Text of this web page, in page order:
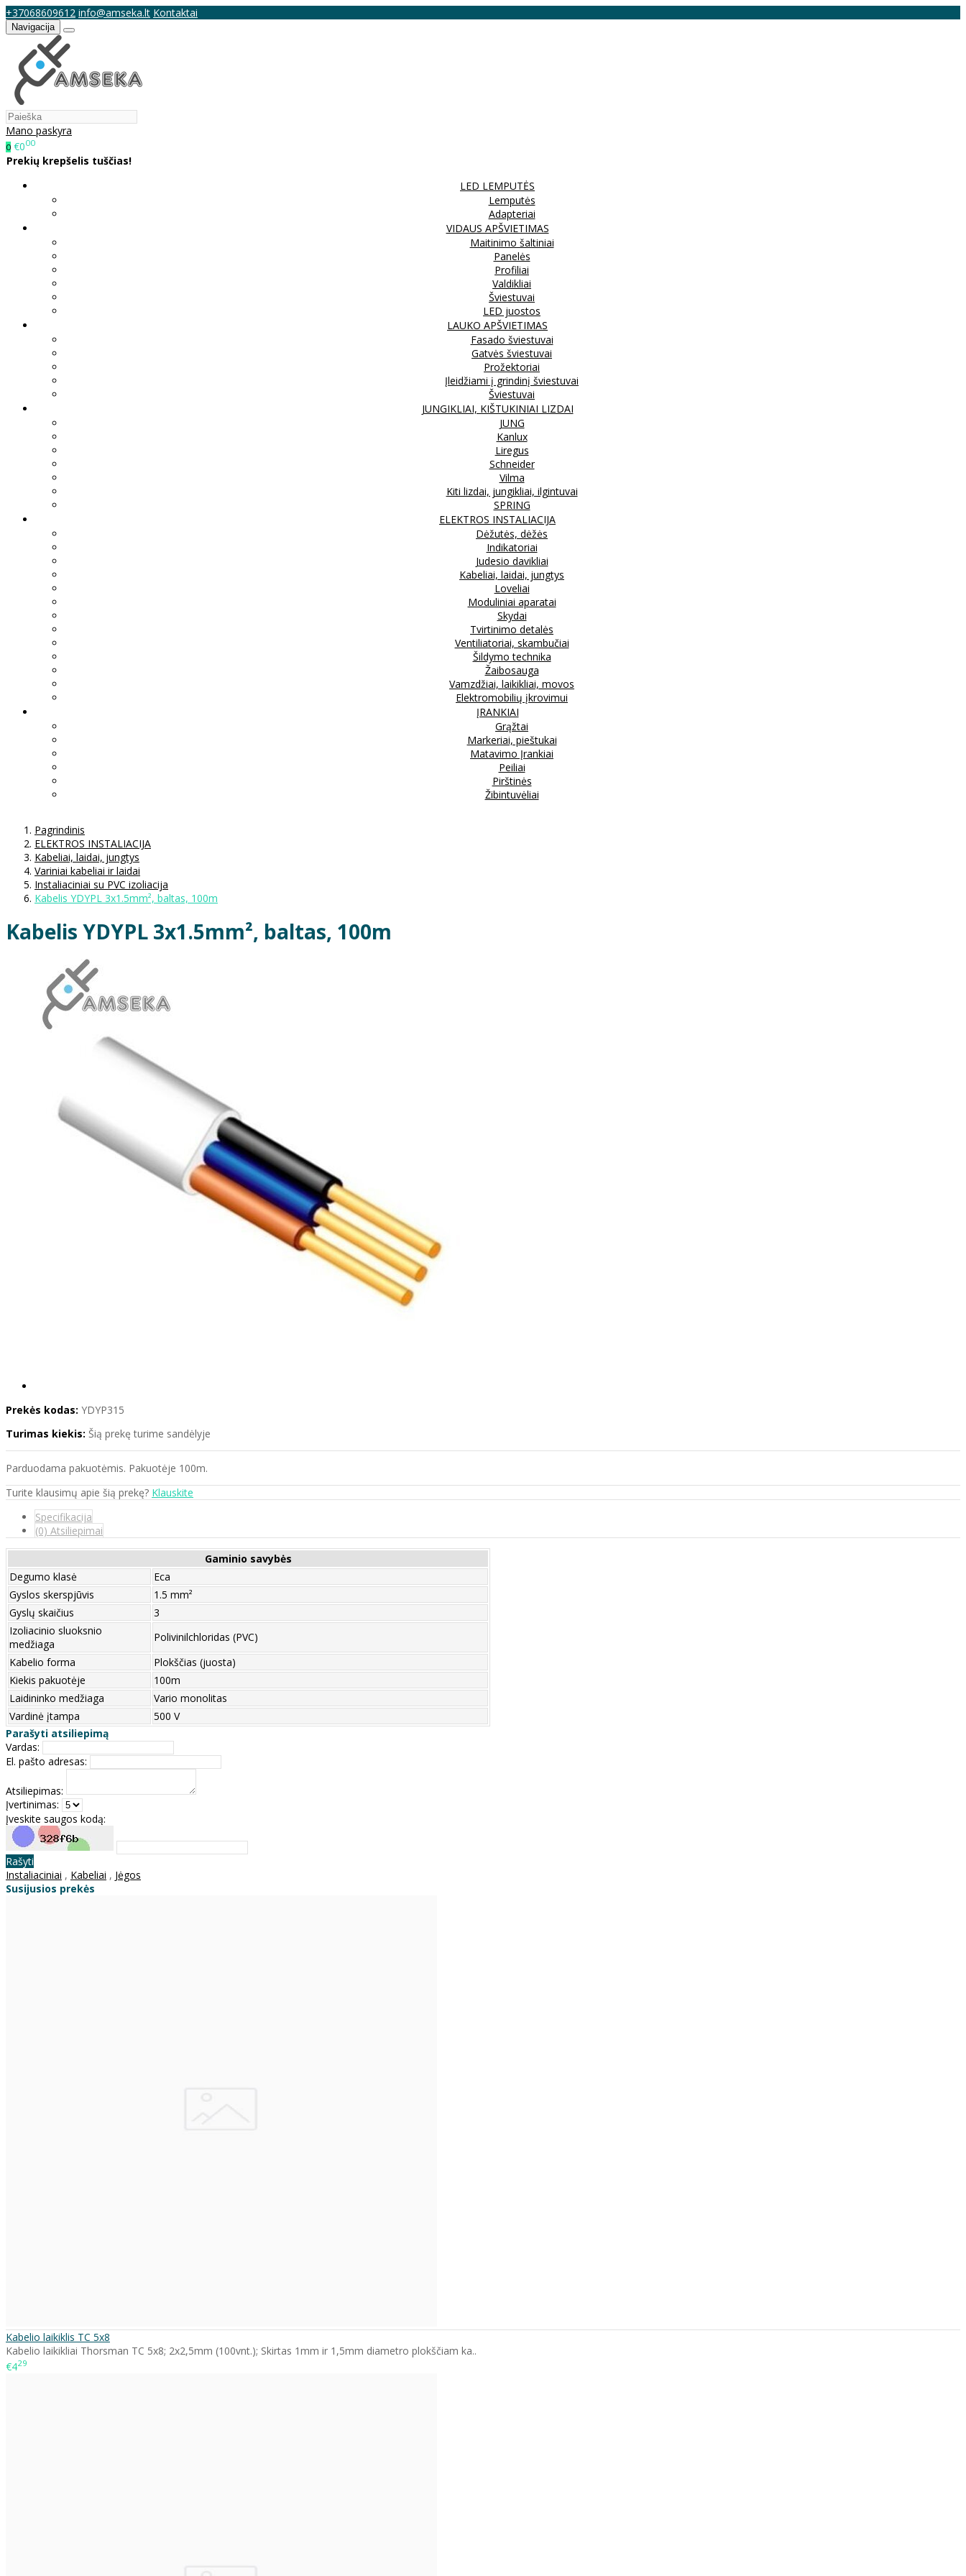
+37068609612 info@amseka.lt Kontaktai
Navigacija
Mano paskyra
0 €000
Prekių krepšelis tuščias!
LED LEMPUTĖS
Lemputės
Adapteriai
VIDAUS APŠVIETIMAS
Maitinimo šaltiniai
Panelės
Profiliai
Valdikliai
Šviestuvai
LED juostos
LAUKO APŠVIETIMAS
Fasado šviestuvai
Gatvės šviestuvai
Prožektoriai
Įleidžiami į grindinį šviestuvai
Šviestuvai
JUNGIKLIAI, KIŠTUKINIAI LIZDAI
JUNG
Kanlux
Liregus
Schneider
Vilma
Kiti lizdai, jungikliai, ilgintuvai
SPRING
ELEKTROS INSTALIACIJA
Dėžutės, dėžės
Indikatoriai
Judesio davikliai
Kabeliai, laidai, jungtys
Loveliai
Moduliniai aparatai
Skydai
Tvirtinimo detalės
Ventiliatoriai, skambučiai
Šildymo technika
Žaibosauga
Vamzdžiai, laikikliai, movos
Elektromobilių įkrovimui
ĮRANKIAI
Grąžtai
Markeriai, pieštukai
Matavimo Įrankiai
Peiliai
Pirštinės
Žibintuvėliai
Pagrindinis
ELEKTROS INSTALIACIJA
Kabeliai, laidai, jungtys
Variniai kabeliai ir laidai
Instaliaciniai su PVC izoliacija
Kabelis YDYPL 3x1.5mm², baltas, 100m
Kabelis YDYPL 3x1.5mm², baltas, 100m
Prekės kodas: YDYP315
Turimas kiekis: Šią prekę turime sandėlyje
Parduodama pakuotėmis. Pakuotėje 100m.
Turite klausimų apie šią prekę? Klauskite
Specifikacija
(0) Atsiliepimai
Gaminio savybės
Degumo klasė
Eca
Gyslos skerspjūvis
1.5 mm²
Gyslų skaičius
3
Izoliacinio sluoksnio
medžiaga
Polivinilchloridas (PVC)
Kabelio forma
Plokščias (juosta)
Kiekis pakuotėje
100m
Laidininko medžiaga
Vario monolitas
Vardinė įtampa
500 V
Parašyti atsiliepimą
Vardas:
El. pašto adresas:
Atsiliepimas:
Įvertinimas:
Įveskite saugos kodą:
Rašyti
Instaliaciniai , Kabeliai , Jėgos
Susijusios prekės
Kabelio laikiklis TC 5x8
Kabelio laikikliai Thorsman TC 5x8; 2x2,5mm (100vnt.); Skirtas 1mm ir 1,5mm diametro plokščiam ka..
€429